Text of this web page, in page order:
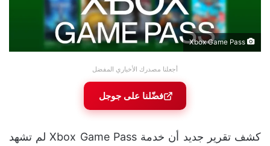
أجعلنا مصدرك الأخباري المفضل
فضّلنا على جوجل
كشف تقرير جديد أن خدمة Xbox Game Pass لم تشهد